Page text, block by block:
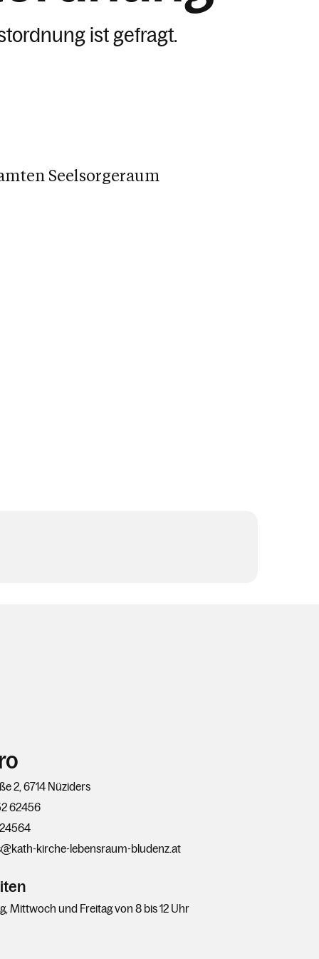
ist gefragt.
Seelsorgeraum
2, 6714 Nüziders
62456
kirche-lebensraum-bludenz.at
Mittwoch und Freitag von 8 bis 12 Uhr